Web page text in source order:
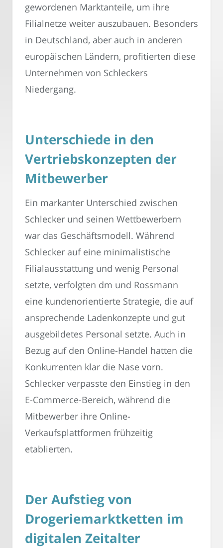
gewordenen Marktanteile, um ihre
Filialnetze weiter auszubauen. Besonders
in Deutschland, aber auch in anderen
europäischen Ländern, profitierten diese
Unternehmen von Schleckers
Niedergang.
Unterschiede in den
Vertriebskonzepten der
Mitbewerber
Ein markanter Unterschied zwischen
Schlecker und seinen Wettbewerbern
war das Geschäftsmodell. Während
Schlecker auf eine minimalistische
Filialausstattung und wenig Personal
setzte, verfolgten dm und Rossmann
eine kundenorientierte Strategie, die auf
ansprechende Ladenkonzepte und gut
ausgebildetes Personal setzte. Auch in
Bezug auf den Online-Handel hatten die
Konkurrenten klar die Nase vorn.
Schlecker verpasste den Einstieg in den
E-Commerce-Bereich, während die
Mitbewerber ihre Online-
Verkaufsplattformen frühzeitig
etablierten.
Der Aufstieg von
Drogeriemarktketten im
digitalen Zeitalter